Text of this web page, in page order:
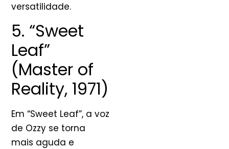
versatilidade.
5. “Sweet
Leaf”
(Master of
Reality, 1971)
Em “Sweet Leaf”, a voz
de Ozzy se torna
mais aguda e